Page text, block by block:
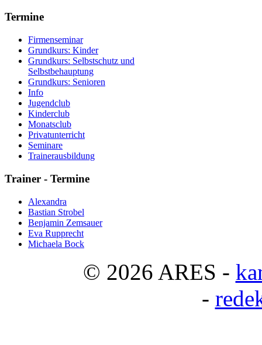
Termine
Firmenseminar
Grundkurs: Kinder
Grundkurs: Selbstschutz und
Selbstbehauptung
Grundkurs: Senioren
Info
Jugendclub
Kinderclub
Monatsclub
Privatunterricht
Seminare
Trainerausbildung
Trainer - Termine
Alexandra
Bastian Strobel
Benjamin Zemsauer
Eva Rupprecht
Michaela Bock
© 2026 ARES -
-